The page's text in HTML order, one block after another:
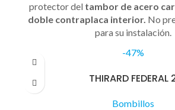
protector del tambor de acero
doble contraplaca interior. No
para su instalación.
-47%
THIRARD FEDERAL
Bombillos